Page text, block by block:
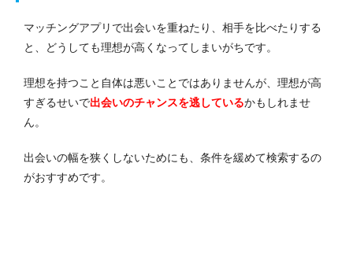
マッチングアプリで出会いを重ねたり、相手を比べたりする
と、どうしても理想が高くなってしまいがちです。
理想を持つこと自体は悪いことではありませんが、理想が高
すぎるせいで出会いのチャンスを逃しているかもしれませ
ん。
出会いの幅を狭くしないためにも、条件を緩めて検索するの
がおすすめです。